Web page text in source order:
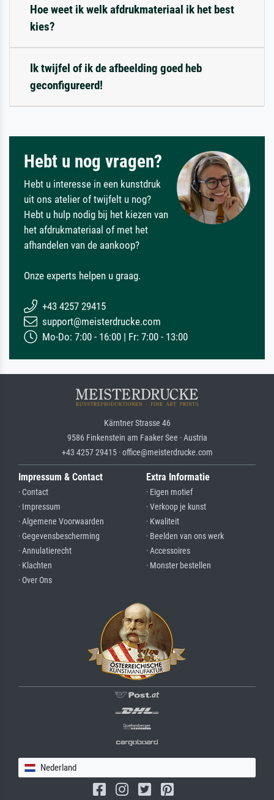
Hoe weet ik welk afdrukmateriaal ik het best
kies?
Ik twijfel of ik de afbeelding goed heb
geconfigureerd!
Hebt u nog vragen?
Hebt u interesse in een kunstdruk
uit ons atelier of twijfelt u nog?
Hebt u hulp nodig bij het kiezen van
het afdrukmateriaal of met het
afhandelen van de aankoop?
Onze experts helpen u graag.
+43 4257 29415
support@meisterdrucke.com
Mo-Do: 7:00 - 16:00 | Fr: 7:00 - 13:00
Kärntner Strasse 46
9586 Finkenstein am Faaker See · Austria
+43 4257 29415 · office@meisterdrucke.com
Impressum & Contact
· Contact
· Impressum
· Algemene Voorwaarden
· Gegevensbescherming
· Annulatierecht
· Klachten
· Over Ons
Extra Informatie
· Eigen motief
· Verkoop je kunst
· Kwaliteit
· Beelden van ons werk
· Accessoires
· Monster bestellen
Nederland